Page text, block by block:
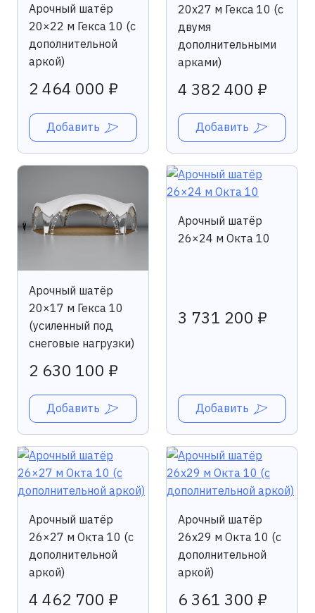
Арочный шатёр
20×22 м Гекса 10 (с
дополнительной
аркой)
2 464 000 ₽
Добавить
20х27 м Гекса 10 (с
двумя
дополнительными
арками)
4 382 400 ₽
Добавить
Арочный шатёр
20×17 м Гекса 10
(усиленный под
снеговые нагрузки)
2 630 100 ₽
Добавить
Арочный шатёр
26×24 м Окта 10
3 731 200 ₽
Добавить
Арочный шатёр
26×27 м Окта 10 (с
дополнительной
аркой)
4 462 700 ₽
Арочный шатёр
26х29 м Окта 10 (с
дополнительной
аркой)
6 361 300 ₽